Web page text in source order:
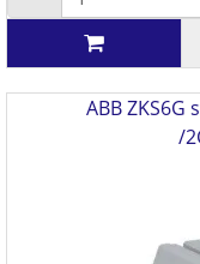
ABB
/